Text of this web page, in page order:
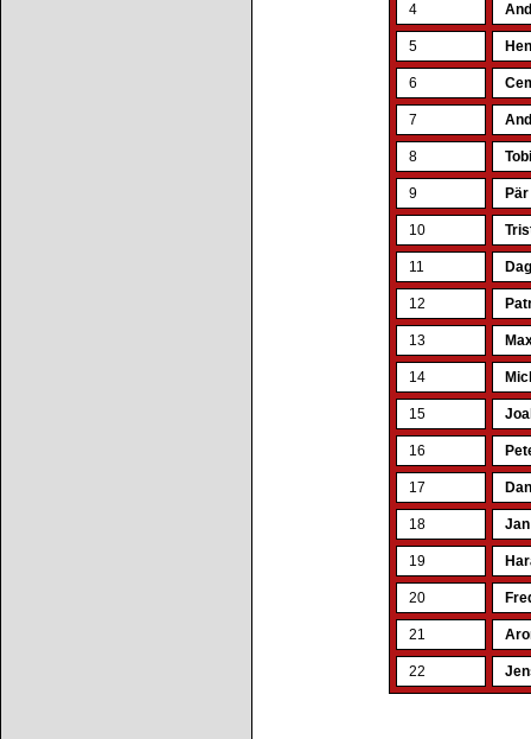
4
5
6
7
8
9
10
11
12
13
14
15
16
17
18
19
20
21
22